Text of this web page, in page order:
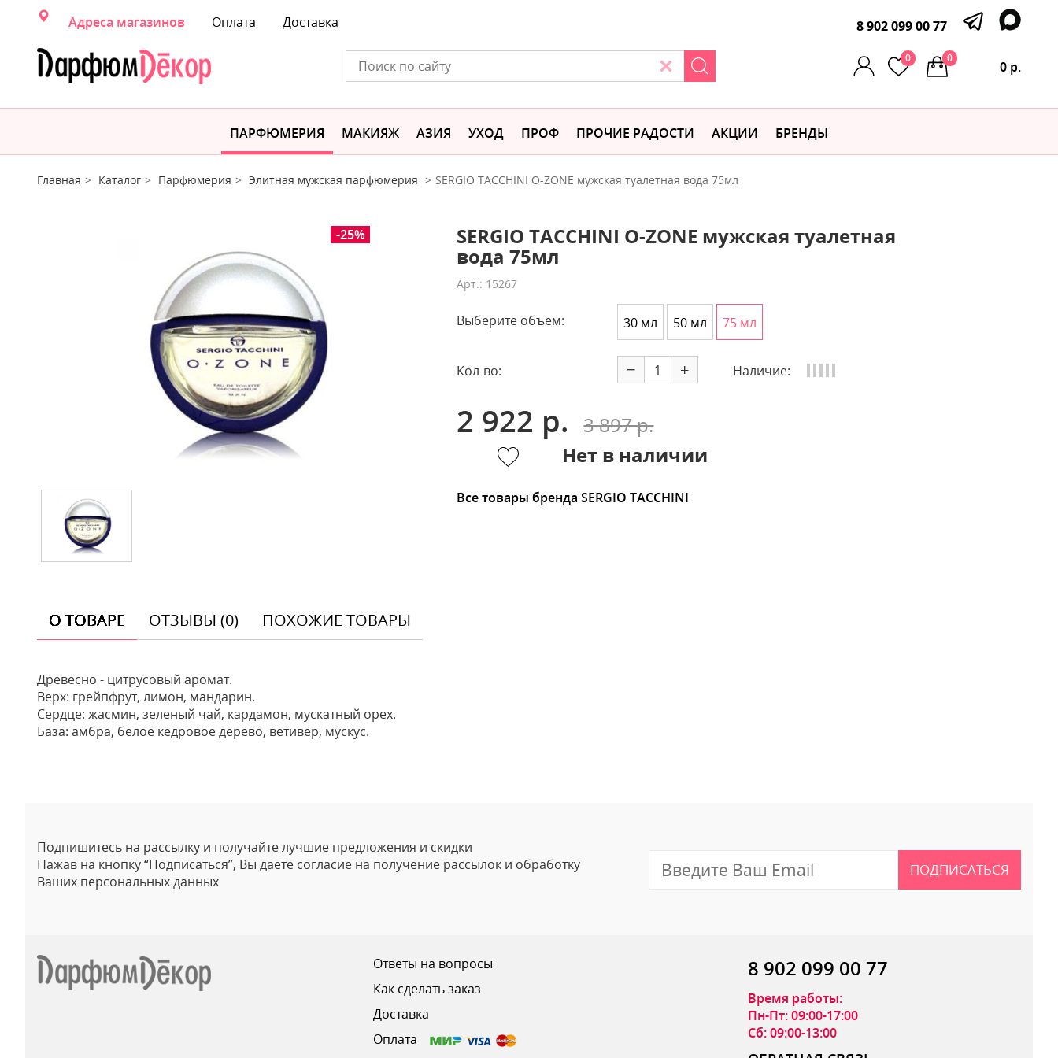
Адреса магазинов Оплата Доставка 8 902 099 00 77
0
0 р.
0
ПАРФЮМЕРИЯ МАКИЯЖ АЗИЯ УХОД ПРОФ ПРОЧИЕ РАДОСТИ АКЦИИ БРЕНДЫ
Главная Каталог Парфюмерия Элитная мужская парфюмерия SERGIO TACCHINI O-ZONE мужская туалетная вода 75мл
-25% SERGIO TACCHINI O-ZONE мужская туалетная
вода 75мл
Арт.: 15267
Выберите объем: 30 мл 50 мл 75 мл
Кол-во: − + Наличие:
2 922 р.
3 897 р.
Нет в наличии
Все товары бренда SERGIO TACCHINI
О ТОВАРЕ ОТЗЫВЫ (0) ПОХОЖИЕ ТОВАРЫ
Древесно - цитрусовый аромат.
Верх: грейпфрут, лимон, мандарин.
Сердце: жасмин, зеленый чай, кардамон, мускатный орех.
База: амбра, белое кедровое дерево, ветивер, мускус.
Подпишитесь на рассылку и получайте лучшие предложения и скидки
Нажав на кнопку “Подписаться”, Вы даете согласие на получение рассылок и обработку
Ваших персональных данных
ПОДПИСАТЬСЯ
Ответы на вопросы
Как сделать заказ
Доставка
Оплата
8 902 099 00 77
Время работы:
Пн-Пт: 09:00-17:00
Сб: 09:00-13:00